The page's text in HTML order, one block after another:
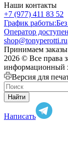
Наши контакты
+7 (977) 411 83 52
График работы:
Оператор
shop@tonyperotti.ru
Принимаем заказы
2026 © Все права
информационный
Версия для
Найти
Написать